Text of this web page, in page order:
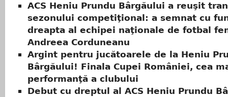
ACS Heniu Prundu Bârgăului a reuşit
sezonului competiţional: a semnat cu
dreapta al echipei naţionale de fotbal
Andreea Corduneanu
Argint pentru jucătoarele de la Heniu
Bârgăului! Finala Cupei României, cea
performanţă a clubului
Debut cu dreptul al ACS Heniu Prundu